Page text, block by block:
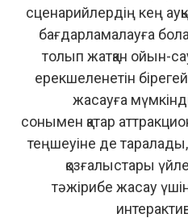
сценарийлердің кең
бағдарламалауға
толып жатқан ойын-
ерекшеленетін
жасауға
сонымен қатар
теңшеуіне де
қозғалыстары
тәжірибе жасау